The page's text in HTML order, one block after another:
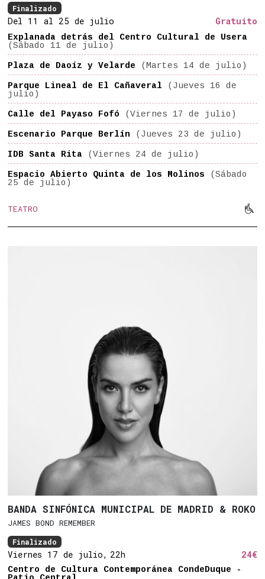
Finalizado
Del 11 al 25 de julio Gratuito
Explanada detrás del Centro Cultural de Usera
(Sábado 11 de julio)
Plaza de Daoíz y Velarde (Martes 14 de julio)
Parque Lineal de El Cañaveral
(Jueves 16 de
julio)
Calle del Payaso Fofó (Viernes 17 de julio)
Escenario Parque Berlín (Jueves 23 de julio)
IDB Santa Rita (Viernes 24 de julio)
Espacio Abierto Quinta de los Molinos
(Sábado
25 de julio)
TEATRO 
BANDA SINFÓNICA MUNICIPAL DE MADRID & ROKO
JAMES BOND REMEMBER
Finalizado
Viernes 17 de julio, 22h 24€
Centro de Cultura Contemporánea CondeDuque -